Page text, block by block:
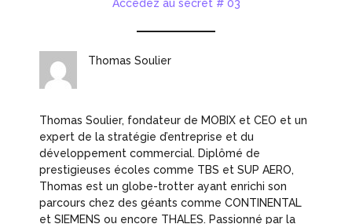
Accédez au secret # 03
Thomas Soulier
Thomas Soulier, fondateur de MOBIX et CEO et un
expert de la stratégie d’entreprise et du
développement commercial. Diplômé de
prestigieuses écoles comme TBS et SUP AERO,
Thomas est un globe-trotter ayant enrichi son
parcours chez des géants comme CONTINENTAL
et SIEMENS ou encore THALES. Passionné par la